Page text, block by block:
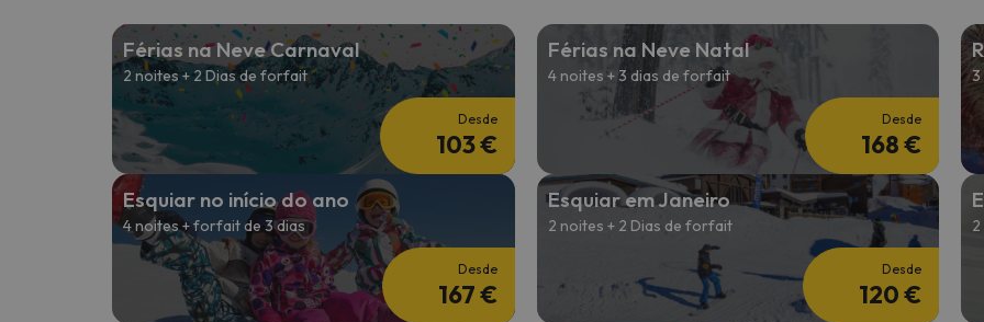
Bem, parece que o nosso Seeker perdeu o seu caminho. Assim que encontrar a sua bússola, estará de volta.
Férias na Neve Carnaval
2 noites + 2 Dias de forfait
Desde
103 €
Férias na Neve Natal
4 noites + 3 dias de forfait
Desde
168 €
Esquiar no início do ano
4 noites + forfait de 3 dias
Desde
167 €
Esquiar em Janeiro
2 noites + 2 Dias de forfait
Desde
120 €